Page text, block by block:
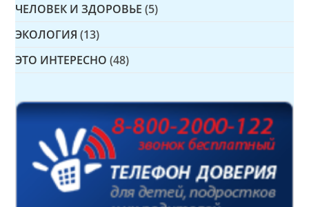
ЧЕЛОВЕК И ЗДОРОВЬЕ (5)
ЭКОЛОГИЯ (13)
ЭТО ИНТЕРЕСНО (48)